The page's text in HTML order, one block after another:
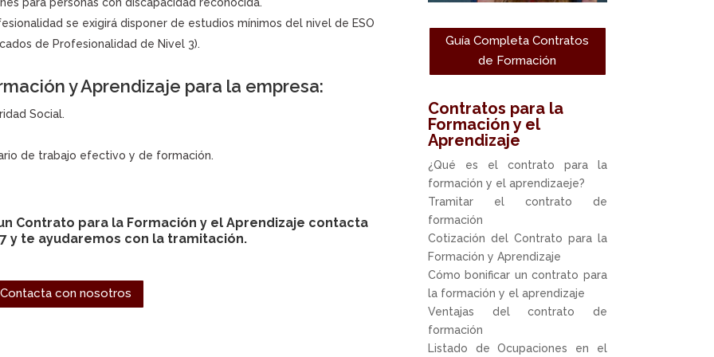
para personas con discapacidad reconocida.
se exigirá disponer de estudios mínimos del nivel de ESO
de Profesionalidad de Nivel 3).
y Aprendizaje para la empresa:
Social.
de trabajo efectivo y de formación.
Contrato para la Formación y el Aprendizaje contacta
y te ayudaremos con la tramitación.
Contacta con nosotros
Guía Completa Contratos
de Formación
Contratos para la
Formación y el
Aprendizaje
¿Qué es el contrato para la
formación y el aprendizaeje?
Tramitar el contrato de
formación
Cotización del Contrato para la
Formación y Aprendizaje
Cómo bonificar un contrato para
la formación y el aprendizaje
Ventajas del contrato de
formación
Listado de Ocupaciones en el